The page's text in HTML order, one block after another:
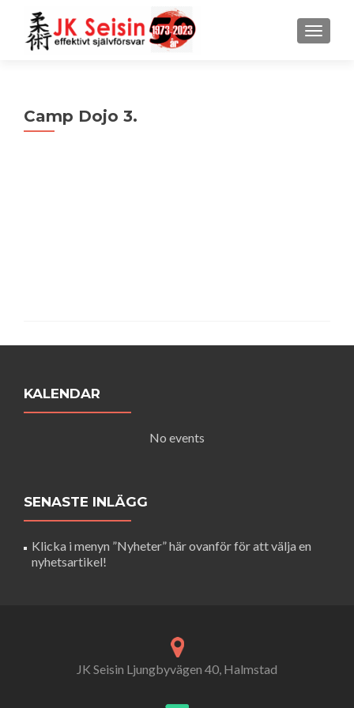
MENU
Camp Dojo 3.
KALENDAR
No events
SENASTE INLÄGG
Klicka i menyn ”Nyheter” här ovanför för att välja en
nyhetsartikel!
JK Seisin Ljungbyvägen 40, Halmstad